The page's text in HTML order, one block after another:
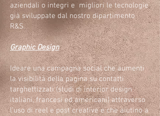
aziendali o integri e migliori le tecnologie
già sviluppate dal nostro dipartimento
R&S.
Graphic Design
Ideare una campagna social che aumenti
la visibilità della pagina su contatti
targhettizzati (studi di interior design
italiani, francesi ed americani) attraverso
l’uso di reel e post creative e che aiutino a